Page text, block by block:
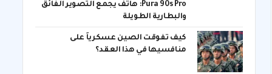
Pura 90s Pro: هاتف يجمع التصوير الفائق
والبطارية الطويلة
كيف تفوقت الصين عسكرياً على
منافسيها في هذا العقد؟